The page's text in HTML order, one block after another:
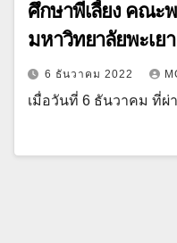
ศึกษาพี่เลี้ยง คณะ
มหาวิทยาลัยพะเยา
6 ธันวาคม 2022
เมื่อวันที่ 6 ธันวาคม ที่